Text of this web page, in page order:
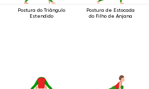
Postura do Triângulo
Estendido
Postura de Estocada
do Filho de Anjana